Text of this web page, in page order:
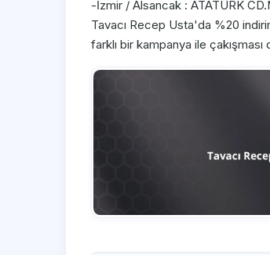
-İzmir / Alsancak : ATATÜRK
Tavacı Recep Usta'da %20
farklı bir kampanya ile